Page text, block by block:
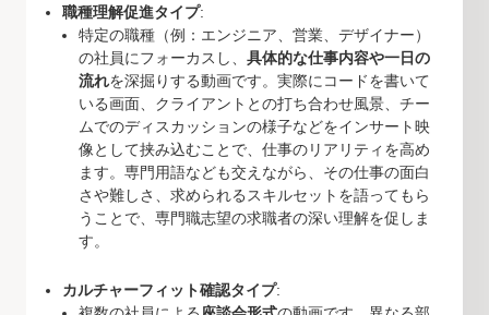
職種理解促進タイプ:
特定の職種（例：エンジニア、営業、デザイナー）
の社員にフォーカスし、具体的な仕事内容や一日の
流れを深掘りする動画です。実際にコードを書いて
いる画面、クライアントとの打ち合わせ風景、チー
ムでのディスカッションの様子などをインサート映
像として挟み込むことで、仕事のリアリティを高め
ます。専門用語なども交えながら、その仕事の面白
さや難しさ、求められるスキルセットを語ってもら
うことで、専門職志望の求職者の深い理解を促しま
す。
カルチャーフィット確認タイプ: